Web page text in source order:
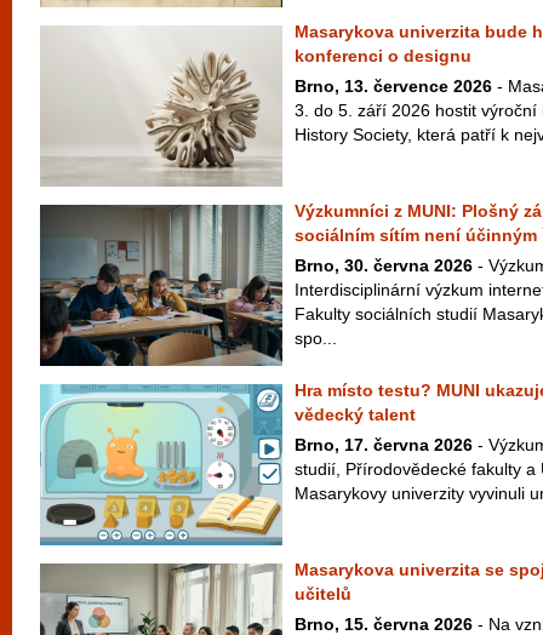
Masarykova univerzita bude
konferenci o designu
Brno, 13. července 2026 -
3. do 5. září 2026 hostit
History Society, která patří k
Výzkumníci z MUNI: Plošný
sociálním sítím není účinným
Brno, 30. června 2026 -
Interdisciplinární výzkum
Fakulty sociálních studií
spo...
Hra místo testu? MUNI
vědecký talent
Brno, 17. června 2026 -
studií, Přírodovědecké fakulty a
Masarykovy univerzity vyvinuli
Masarykova univerzita se
učitelů
Brno, 15. června 2026 - Na